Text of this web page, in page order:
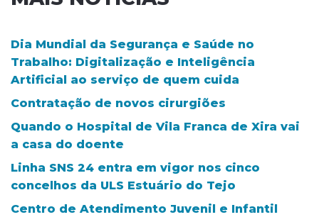
Dia Mundial da Segurança e Saúde no
Trabalho: Digitalização e Inteligência
Artificial ao serviço de quem cuida
Contratação de novos cirurgiões
Quando o Hospital de Vila Franca de Xira vai
a casa do doente
Linha SNS 24 entra em vigor nos cinco
concelhos da ULS Estuário do Tejo
Centro de Atendimento Juvenil e Infantil